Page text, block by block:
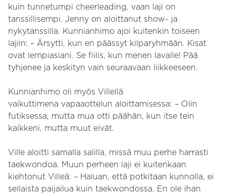
kuin tunnetumpi cheerleading, vaan laji on
tanssillisempi. Jenny on aloittanut show- ja
nykytanssilla. Kunnianhimo ajoi kuitenkin toiseen
lajiin: – Ärsytti, kun en päässyt kilparyhmään. Kisat
ovat lempiasiani. Se fiilis, kun menen lavalle! Pää
tyhjenee ja keskityn vain seuraavaan liikkeeseen.
Kunnianhimo oli myös Villellä
vaikuttimena vapaaottelun aloittamisessa: – Olin
futiksessa, mutta mua otti päähän, kun itse tein
kaikkeni, mutta muut eivät.
Ville aloitti samalla salilla, missä muu perhe harrasti
taekwondoa. Muun perheen laji ei kuitenkaan
kiehtonut Villeä: – Haluan, että potkitaan kunnolla, ei
sellaista paijailua kuin taekwondossa. En ole ihan